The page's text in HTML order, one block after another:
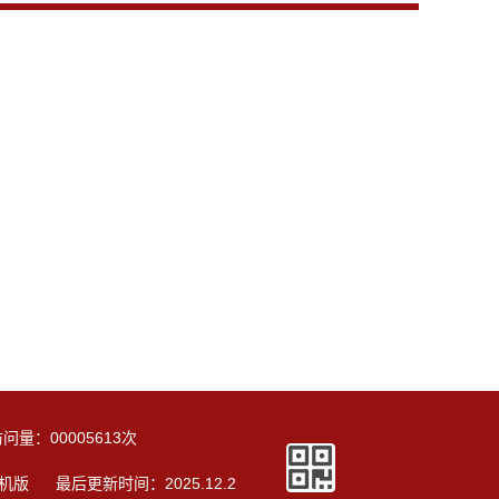
量： 00005613次
版 最后更新时间： 2025 12 2